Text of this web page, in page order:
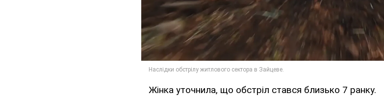
Жінка уточнила, що обстріл стався близько 7 ранку.